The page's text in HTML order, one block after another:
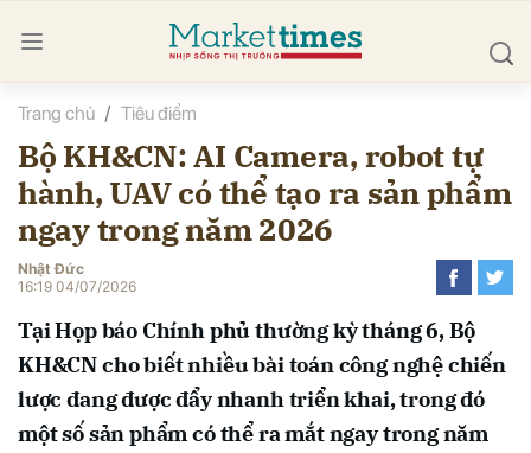
Trang chủ Tiêu điểm
Bộ KH&CN: AI Camera, robot tự
hành, UAV có thể tạo ra sản phẩm
ngay trong năm 2026
Nhật Đức
16:19 04/07/2026
Tại Họp báo Chính phủ thường kỳ tháng 6, Bộ
KH&CN cho biết nhiều bài toán công nghệ chiến
lược đang được đẩy nhanh triển khai, trong đó
một số sản phẩm có thể ra mắt ngay trong năm
luận
Hủy